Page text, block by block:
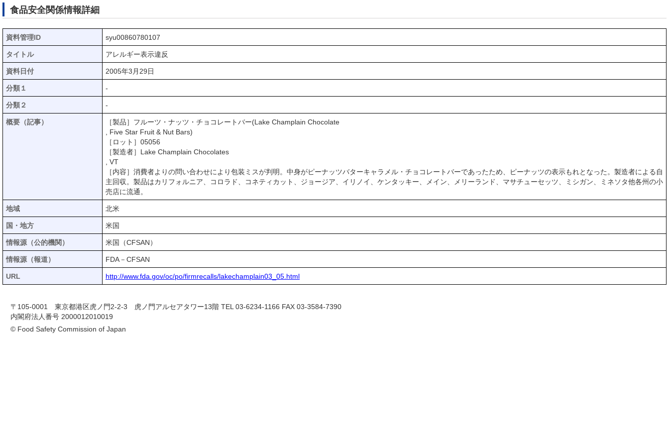
食品安全関係情報詳細
資料管理ID syu00860780107
タイトル アレルギー表示違反
資料日付 2005年3月29日
分類１ -
分類２ -
概要（記事）
［製品］フルーツ・ナッツ・チョコレートバー(Lake Champlain Chocolate
, Five Star Fruit & Nut Bars)
［ロット］05056
［製造者］Lake Champlain Chocolates
, VT
［内容］消費者よりの問い合わせにより包装ミスが判明。中身がピーナッツバターキャラメル・チョコレートバーであったため、ピーナッツの表示もれとなった。製造者による自
主回収。製品はカリフォルニア、コロラド、コネティカット、ジョージア、イリノイ、ケンタッキー、メイン、メリーランド、マサチューセッツ、ミシガン、ミネソタ他各州の小
売店に流通。
地域 北米
国・地方 米国
情報源（公的機関） 米国（CFSAN）
情報源（報道） FDA－CFSAN
URL http://www.fda.gov/oc/po/firmrecalls/lakechamplain03_05.html
〒105-0001 東京都港区虎ノ門2-2-3 虎ノ門アルセアタワー13階 TEL 03-6234-1166 FAX 03-3584-7390
内閣府法人番号 2000012010019
© Food Safety Commission of Japan